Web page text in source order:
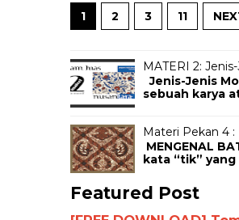
1 2 3 11
MATERI 2:
Jenis-Jenis
sebuah karya
Materi Pekan 4
MENGENAL
kata “tik”
Featured Post